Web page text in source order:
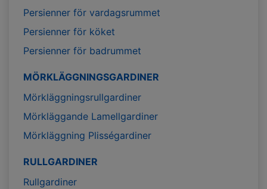
Persienner för vardagsrummet
Persienner för köket
Persienner för badrummet
MÖRKLÄGGNINGSGARDINER
Mörkläggningsrullgardiner
Mörkläggande Lamellgardiner
Mörkläggning Plisségardiner
RULLGARDINER
Rullgardiner